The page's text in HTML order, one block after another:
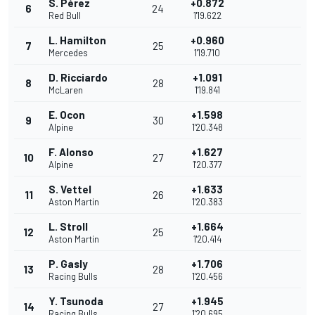
6 S. Pérez
Red Bull
24 +0.872
1'19.622
7 L. Hamilton
Mercedes
25 +0.960
1'19.710
8 D. Ricciardo
McLaren
28 +1.091
1'19.841
9 E. Ocon
Alpine
30 +1.598
1'20.348
10 F. Alonso
Alpine
27 +1.627
1'20.377
11 S. Vettel
Aston Martin
26 +1.633
1'20.383
12 L. Stroll
Aston Martin
25 +1.664
1'20.414
13 P. Gasly
Racing Bulls
28 +1.706
1'20.456
14 Y. Tsunoda 27 +1.945